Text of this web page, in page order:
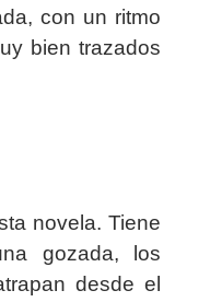
con un ritmo
bien trazados
novela. Tiene
gozada, los
desde el